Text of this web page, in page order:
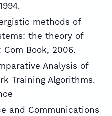
methods of
the theory of
Book, 2006.
Analysis of
Training Algorithms.
and Communications